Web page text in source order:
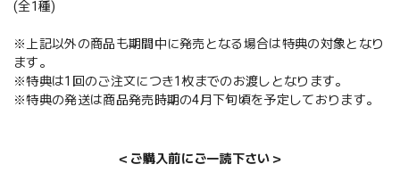
(全1種)
※上記以外の商品も期間中に発売となる場合は特典の対象となり
ます。
※特典は1回のご注文につき1枚までのお渡しとなります。
※特典の発送は商品発売時期の4月下旬頃を予定しております。
＜ご購入前にご一読下さい＞